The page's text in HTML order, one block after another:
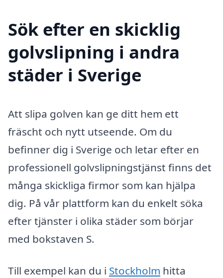
Sök efter en skicklig
golvslipning i andra
städer i Sverige
Att slipa golven kan ge ditt hem ett
fräscht och nytt utseende. Om du
befinner dig i Sverige och letar efter en
professionell golvslipningstjänst finns det
många skickliga firmor som kan hjälpa
dig. På vår plattform kan du enkelt söka
efter tjänster i olika städer som börjar
med bokstaven S.
Till exempel kan du i Stockholm hitta